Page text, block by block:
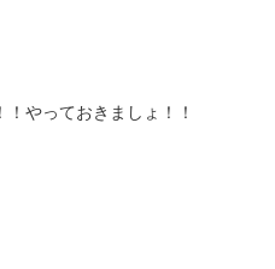
やっておきましょ！！